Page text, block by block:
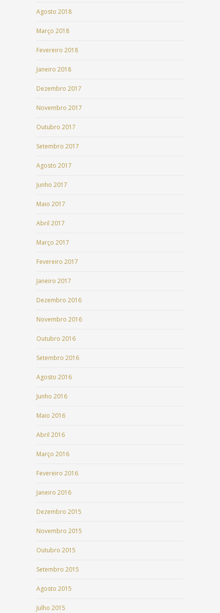
Agosto 2018
Março 2018
Fevereiro 2018
Janeiro 2018
Dezembro 2017
Novembro 2017
Outubro 2017
Setembro 2017
Agosto 2017
Junho 2017
Maio 2017
Abril 2017
Março 2017
Fevereiro 2017
Janeiro 2017
Dezembro 2016
Novembro 2016
Outubro 2016
Setembro 2016
Agosto 2016
Junho 2016
Maio 2016
Abril 2016
Março 2016
Fevereiro 2016
Janeiro 2016
Dezembro 2015
Novembro 2015
Outubro 2015
Setembro 2015
Agosto 2015
Julho 2015